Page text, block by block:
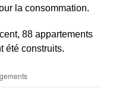
la consommation.
88 appartements
été construits.